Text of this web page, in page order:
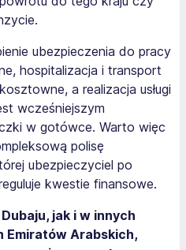
ubezpieczenia do pracy
hospitalizacja i transport
a realizacja usługi
wcześniejszym
w gotówce. Warto więc
polisę
ubezpieczyciel po
kwestie finansowe.
jak i w innych
Emiratów Arabskich,